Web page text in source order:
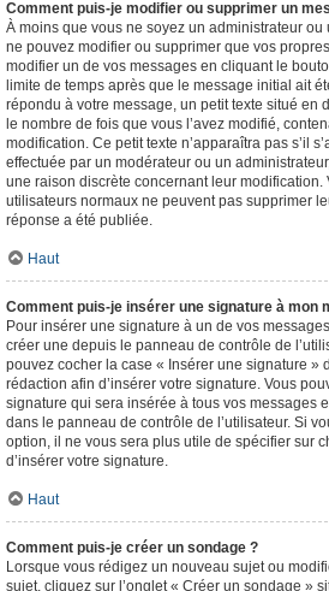
Comment puis-je modifier ou supprimer un
À moins que vous ne soyez un administrateur
ne pouvez modifier ou supprimer que vos
modifier un de vos messages en cliquant le
limite de temps après que le message initial ait
répondu à votre message, un petit texte situé en
le nombre de fois que vous l’avez modifié,
modification. Ce petit texte n’apparaîtra pas s’il
effectuée par un modérateur ou un
une raison discrète concernant leur modification.
utilisateurs normaux ne peuvent pas supprimer
réponse a été publiée.
Haut
Comment puis-je insérer une signature à mon
Pour insérer une signature à un de vos
créer une depuis le panneau de contrôle de
pouvez cocher la case « Insérer une signature »
rédaction afin d’insérer votre signature. Vous
signature qui sera insérée à tous vos messages
dans le panneau de contrôle de l’utilisateur. Si
option, il ne vous sera plus utile de spécifier sur
d’insérer votre signature.
Haut
Comment puis-je créer un sondage ?
Lorsque vous rédigez un nouveau sujet ou
sujet, cliquez sur l’onglet « Créer un sondage »